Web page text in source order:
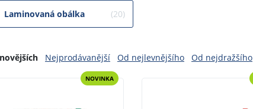
Laminovaná obálka (20)
Nejprodávanější Od nejlevnějšího Od nejdražšího
NOVINKA